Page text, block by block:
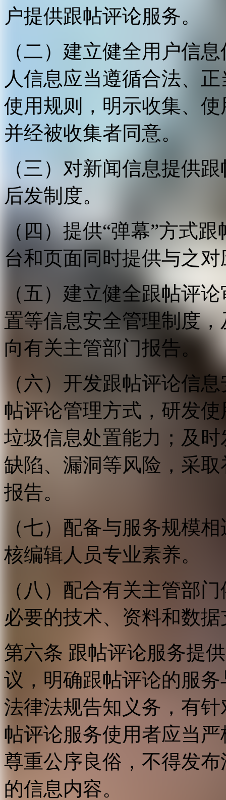
户提供跟帖评论服务。
（二）建立健全用户信
人信息应当遵循合法、
使用规则，明示收集、
并经被收集者同意。
（三）对新闻信息提供
后发制度。
（四）提供“弹幕”方式
台和页面同时提供与之
（五）建立健全跟帖评
置等信息安全管理制度
向有关主管部门报告。
（六）开发跟帖评论信
帖评论管理方式，研发
垃圾信息处置能力；及
缺陷、漏洞等风险，采
报告。
（七）配备与服务规模
核编辑人员专业素养。
（八）配合有关主管部
必要的技术、资料和数
第六条 跟帖评论服务提
议，明确跟帖评论的服
法律法规告知义务，有
帖评论服务使用者应当
尊重公序良俗，不得发
的信息内容。